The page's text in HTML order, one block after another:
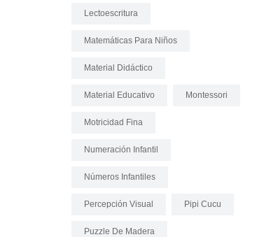
Lectoescritura
Matemáticas Para Niños
Material Didáctico
Material Educativo Montessori
Motricidad Fina
Numeración Infantil
Números Infantiles
Percepción Visual Pipi Cucu
Puzzle De Madera